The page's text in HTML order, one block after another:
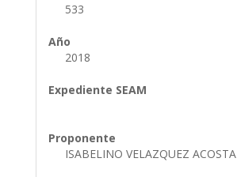
533
Año
2018
Expediente SEAM
Proponente
ISABELINO VELAZQUEZ ACOSTA